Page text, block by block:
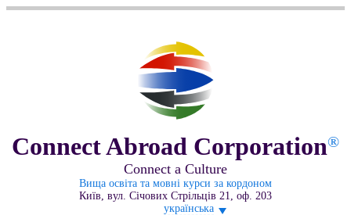
Connect Abroad Corporation®
Connect a Culture
Вища освіта та мовні курси за кордоном
Київ, вул. Січових Стрільців 21, оф. 203
українська